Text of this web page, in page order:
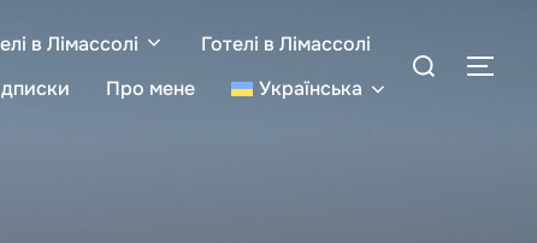
в Лімассолі
Готелі в Лімассолі
Про мене Українська
Search
for: